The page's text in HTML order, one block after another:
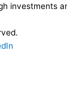
investments